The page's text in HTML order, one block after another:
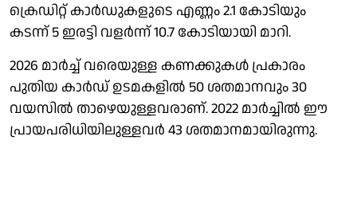
ക്രെഡിറ്റ് കാര്‍ഡുകളുടെ എണ്ണം 2.1 കോടിയും
കടന്ന് 5 ഇരട്ടി വളര്‍ന്ന് 10.7 കോടിയായി മാറി.
2026 മാര്‍ച്ച് വരെയുള്ള കണക്കുകള്‍ പ്രകാരം
പുതിയ കാര്‍ഡ് ഉടമകളില്‍ 50 ശതമാനവും 30
വയസില്‍ താഴെയുള്ളവരാണ്. 2022 മാര്‍ച്ചില്‍ ഈ
പ്രായപരിധിയിലുള്ളവര്‍ 43 ശതമാനമായിരുന്നു.